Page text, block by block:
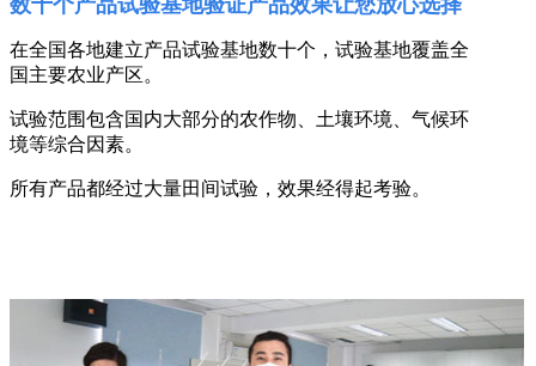
在全国各地建立产品试验基地数十个，试验基地覆盖全
国主要农业产区。
试验范围包含国内大部分的农作物、土壤环境、气候环
境等综合因素。
所有产品都经过大量田间试验，效果经得起考验。